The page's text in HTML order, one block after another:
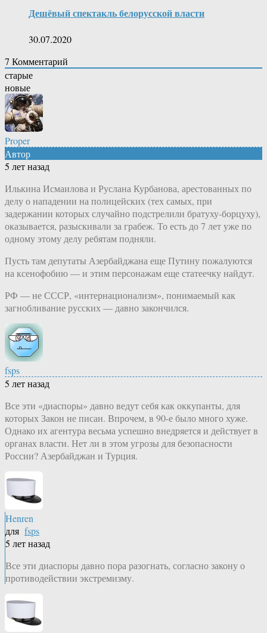
Дешёвый спектакль белорусской власти
30.07.2020
7 Комментарий
старые
новые
Proper
Автор
5 лет назад
Илькина Исмаилова и Руслана Курбанова, арестованных по
делу о нападении на полицейских (тех самых, при
задержании которых случайно подстрелили братуху-борцуху),
оказывается, разыскивали за грабеж. То есть до 7 лет уже по
одному этому делу ребятам подняли.
Пусть там депутаты Азербайджана еще Путину пожалуются
на ксенофобию — и этим персонажам еще статеечку найдут.
РФ — не СССР, «интернационализм», понимаемый как
загнобливание русских — давно закончился.
fsps
5 лет назад
Все эти «диаспоры» давно ведут себя как оккупанты, для
которых Закон не писан. Впрочем, в 90-е было много хуже.
Однако их агентура весьма успешно внедряется и действует в
органах власти. Нет ли в этом угрозы для безопасности
России? Азербайджан и Турция.
Henren
для fsps
5 лет назад
Все эти диаспоры давно пора разогнать, согласно закону о
противодействии экстремизму.